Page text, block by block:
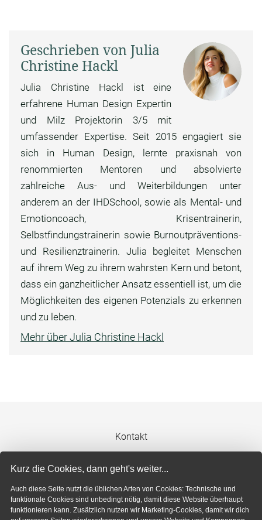
Kurz die Cookies, dann geht's weiter...
Auch diese Seite nutzt die üblichen Arten von Cookies: Technische und
funktionale Cookies sind unbedingt nötig, damit diese Website überhaupt
funktionieren kann. Zusätzlich nutzen wir Marketing-Cookies, damit wir dich
Geschrieben von Julia
Christine Hackl
Julia Christine Hackl ist eine
erfahrene Human Design Expertin
und Milz Projektorin 3/5 mit
umfassender Expertise. Seit 2015 engagiert sie
sich in Human Design, lernte praxisnah von
renommierten Mentoren und absolvierte
zahlreiche Aus- und Weiterbildungen unter
anderem an der IHDSchool, sowie als Mental- und
Emotioncoach, Krisentrainerin,
Selbstfindungstrainerin sowie Burnoutpräventions-
und Resilienztrainerin. Julia begleitet Menschen
auf ihrem Weg zu ihrem wahrsten Kern und betont,
dass ein ganzheitlicher Ansatz essentiell ist, um die
Möglichkeiten des eigenen Potenzials zu erkennen
und zu leben.
Mehr über Julia Christine Hackl
Kontakt
Impressum
Datenschutzerklärung